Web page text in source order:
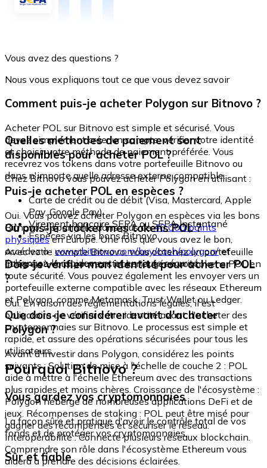
Vous avez des questions ?
Nous vous expliquons tout ce que vous devez savoir
Comment puis-je acheter Polygon sur Bitnovo ?
Acheter POL sur Bitnovo est simple et sécurisé. Vous
devez simplement créer un compte, vérifier votre identité
et choisir votre méthode de paiement préférée. Vous
recevrez vos tokens dans votre portefeuille Bitnovo ou
dans n'importe quelle adresse externe compatible.
Quelles méthodes de paiement sont
disponibles pour acheter POL ?
Chez Bitnovo vous pouvez acheter Polygon en utilisant :
Carte de crédit ou de débit (Visa, Mastercard, Apple
Pay, Google Pay)
Virement bancaire SEPA ou SEPA Instantané
Espèces via les bons Bitnovo
Puis-je acheter POL en espèces ?
Oui. Vous pouvez acheter Polygon en espèces via les bons
Bitnovo, disponibles dans plus de40 000 points
physiquesen Europe. Une fois que vous avez le bon,
accédez à : www.bitnovo.com/buy/cash/polygon/et
échangez-le rapidement et en toute sécurité.
Où puis-je stocker mes tokens POL ?
Avec votre compte Bitnovo, vous obtenez un portefeuille
intégré où vous pouvez stocker et gérer vos tokens POL en
toute sécurité. Vous pouvez également les envoyer vers un
portefeuille externe compatible avec les réseaux Ethereum
et Polygon, comme Metamask, Trust Wallet ou Ledger.
Dois-je vérifier mon identité pour acheter POL
?
Oui. En raison des réglementations légales, il est
obligatoire de vérifier votre identité avant d'acheter des
cryptomonnaies sur Bitnovo. Le processus est simple et
rapide, et assure des opérations sécurisées pour tous les
utilisateurs.
Que dois-je considérer avant d'acheter
Polygon ?
Avant d'investir dans Polygon, considérez les points
suivants : Solution de mise à l'échelle de couche 2 : POL
aide à mettre à l'échelle Ethereum avec des transactions
plus rapides et moins chères. Croissance de l'écosystème :
Polygon héberge de nombreuses applications DeFi et de
jeux. Récompenses de staking : POL peut être misé pour
gagner des récompenses et sécuriser le réseau.
Interopérabilité : Connecte plusieurs réseaux blockchain.
Comprendre son rôle dans l'écosystème Ethereum vous
aidera à prendre des décisions éclairées.
Pourquoi Bitnovo ?
Vous gardez vos cryptomonnaies
La façon sûre et pratique d'avoir le contrôle total de vos
fonds et de protéger vos cryptomonnaies.
Sûr et fiable